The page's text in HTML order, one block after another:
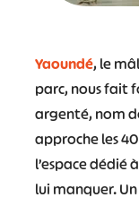
Yaoundé, le
parc, nous fait
argenté, nom
approche les
l’espace dédié
lui manquer.